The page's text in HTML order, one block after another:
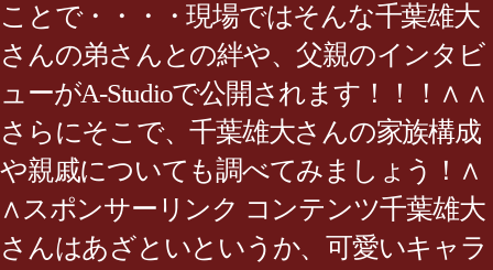
ことで・・・・現場ではそんな千葉雄大
さんの弟さんとの絆や、父親のインタビ
ューがA-Studioで公開されます！！！∧ ∧
さらにそこで、千葉雄大さんの家族構成
や親戚についても調べてみましょう！∧
∧スポンサーリンク コンテンツ千葉雄大
さんはあざといというか、可愛いキャラ